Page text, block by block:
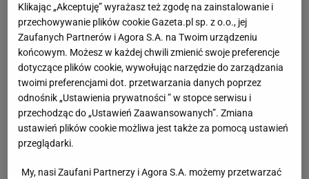
Klikając „Akceptuję” wyrażasz też zgodę na zainstalowanie i
przechowywanie plików cookie Gazeta.pl sp. z o.o., jej
Zaufanych Partnerów i Agora S.A. na Twoim urządzeniu
końcowym. Możesz w każdej chwili zmienić swoje preferencje
dotyczące plików cookie, wywołując narzędzie do zarządzania
twoimi preferencjami dot. przetwarzania danych poprzez
odnośnik „Ustawienia prywatności ” w stopce serwisu i
przechodząc do „Ustawień Zaawansowanych”. Zmiana
ustawień plików cookie możliwa jest także za pomocą ustawień
przeglądarki.
My, nasi Zaufani Partnerzy i Agora S.A. możemy przetwarzać